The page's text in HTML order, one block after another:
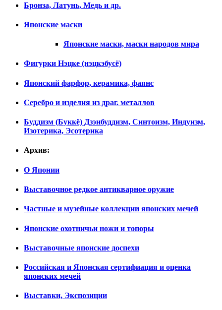
Бронза, Латунь, Медь и др.
Японские маски
Японские маски, маски народов мира
Фигурки Нэцке (нэцкэбусё)
Японский фарфор, керамика, фаянс
Серебро и изделия из драг. металлов
Буддизм (Буккё) Дзэнбуддизм, Синтоизм, Индуизм,
Изотерика, Эсотерика
Архив:
О Японии
Выставочное редкое антикварное оружие
Частные и музейные коллекции японских мечей
Японские охотничьи ножи и топоры
Выставочные японские доспехи
Российская и Японская сертифиация и оценка
японских мечей
Выставки, Экспозиции